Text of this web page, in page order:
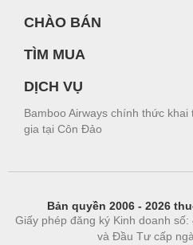
CHÀO BÁN
TÌM MUA
DỊCH VỤ
Bamboo Airways chính thức
gia tại Côn Đảo
Bản quyền 2006 - 2026
Giấy phép đăng ký Kinh doanh
và Đầu Tư cấp